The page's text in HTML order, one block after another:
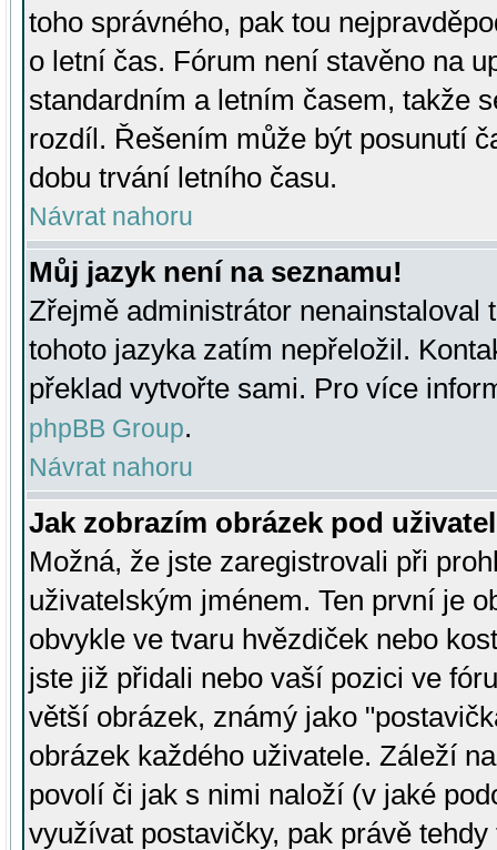
toho správného, pak tou
o letní čas. Fórum není stavěno na
standardním a letním časem, takže
rozdíl. Řešením může být posunutí
dobu trvání letního času.
Návrat nahoru
Můj jazyk není na seznamu!
Zřejmě administrátor nenainstaloval
tohoto jazyka zatím nepřeložil.
překlad vytvořte sami. Pro více
phpBB Group.
Návrat nahoru
Jak zobrazím obrázek pod
Možná, že jste zaregistrovali při
uživatelským jménem. Ten první je
obvykle ve tvaru hvězdiček nebo
jste již přidali nebo vaší pozici ve
větší obrázek, známý jako
obrázek každého uživatele. Záleží
povolí či jak s nimi naloží (v jaké
využívat postavičky, pak právě